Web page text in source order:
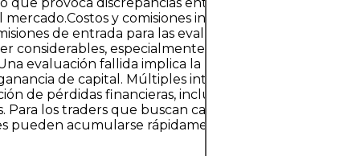
y comisiones inicialesLos operadores
de entrada para las evaluaciones. Estas
considerables, especialmente para cuentas con
evaluación fallida implica la pérdida de la comisión
de capital. Múltiples intentos pueden llevar a
de pérdidas financieras, incluso si se incurren en
Para los traders que buscan carreras sostenibles, estas
pueden acumularse rápidamente y reducir la